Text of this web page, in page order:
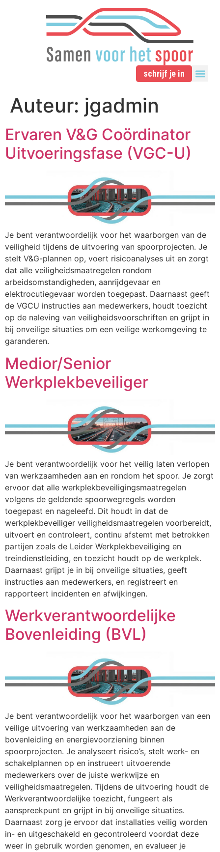
schrijf je in
Auteur: jgadmin
Ervaren V&G Coördinator
Uitvoeringsfase (VGC-U)
Je bent verantwoordelijk voor het waarborgen van de
veiligheid tijdens de uitvoering van spoorprojecten. Je
stelt V&G-plannen op, voert risicoanalyses uit en zorgt
dat alle veiligheidsmaatregelen rondom
arbeidsomstandigheden, aanrijdgevaar en
elektrocutiegevaar worden toegepast. Daarnaast geeft
de VGCU instructies aan medewerkers, houdt toezicht
op de naleving van veiligheidsvoorschriften en grijpt in
bij onveilige situaties om een veilige werkomgeving te
garanderen.
Medior/Senior
Werkplekbeveiliger
Je bent verantwoordelijk voor het veilig laten verlopen
van werkzaamheden aan en rondom het spoor. Je zorgt
ervoor dat alle werkplekbeveiligingsmaatregelen
volgens de geldende spoorwegregels worden
toegepast en nageleefd. Dit houdt in dat de
werkplekbeveiliger veiligheidsmaatregelen voorbereidt,
uitvoert en controleert, continu afstemt met betrokken
partijen zoals de Leider Werkplekbeveiliging en
treindienstleiding, en toezicht houdt op de werkplek.
Daarnaast grijpt je in bij onveilige situaties, geeft
instructies aan medewerkers, en registreert en
rapporteert incidenten en afwijkingen.
Werkverantwoordelijke
Bovenleiding (BVL)
Je bent verantwoordelijk voor het waarborgen van een
veilige uitvoering van werkzaamheden aan de
bovenleiding en energievoorziening binnen
spoorprojecten. Je analyseert risico’s, stelt werk- en
schakelplannen op en instrueert uitvoerende
medewerkers over de juiste werkwijze en
veiligheidsmaatregelen. Tijdens de uitvoering houdt de
Werkverantwoordelijke toezicht, fungeert als
aanspreekpunt en grijpt in bij onveilige situaties.
Daarnaast zorg je ervoor dat installaties veilig worden
in- en uitgeschakeld en gecontroleerd voordat deze
weer in gebruik worden genomen, en evalueer je